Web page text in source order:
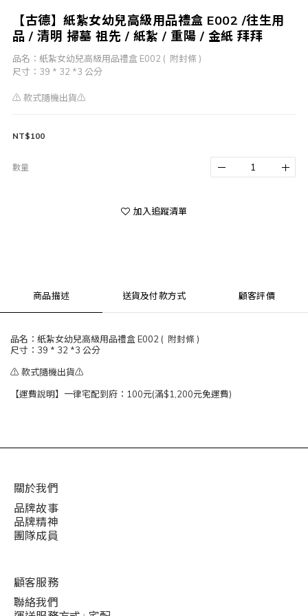
【古德】紙紮女幼兒高級用品禮盒 E002 /往生用
品 / 清明 掃墓 祖先 / 紙紮 / 重陽 / 金紙 拜拜
品名：紙紮女幼兒高級用品禮盒 E002 (  附封條 )
尺寸：39 * 32 *3 公分
⚠️ 款式隨機出貨⚠️
NT$100
數量
加入追蹤清單
商品描述 送貨及付款方式 顧客評價
品名：紙紮女幼兒高級用品禮盒 E002 ( 附封條 )
尺寸：39 * 32 *3 公分
⚠️ 款式隨機出貨⚠️
【運費說明】一律宅配到府：100元(滿$1,200元免運費)
關於我們
品牌故事
品牌精神
團隊成員
顧客服務
聯絡我們